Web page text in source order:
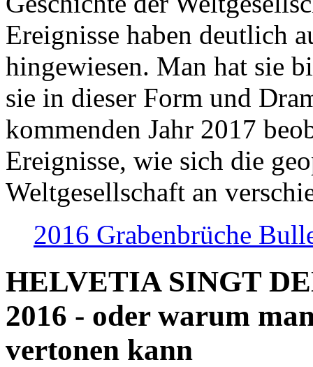
Ereignisse haben deutlich
hingewiesen. Man hat sie
sie in dieser Form und
kommenden Jahr 2017
Ereignisse, wie sich die
Weltgesellschaft an
2016 Grabenbrüche
HELVETIA SINGT
2016 - oder warum
vertonen kann